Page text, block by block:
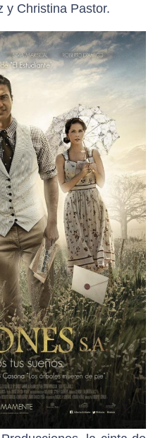
y Christina Pastor.